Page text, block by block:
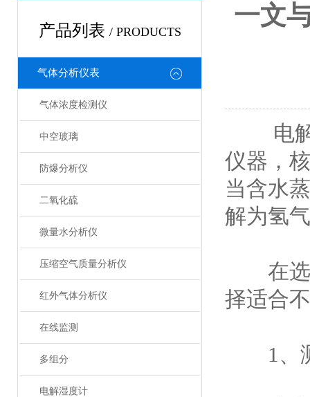
产品列表 / PRODUCTS
气体分析仪表
气体浓度检测仪
中空玻璃
防爆分析仪
二氧化硫
微量水分析仪
压缩空气质量分析仪
红外气体分析仪
在线监测
多组分
电解湿度计
一文
电解
仪器，
当含水
解为氢
在选
择适合
1、测